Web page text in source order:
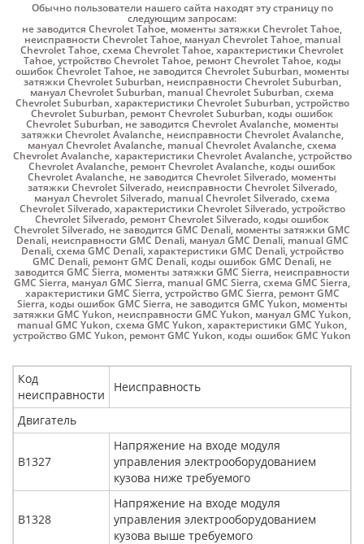
Обычно пользователи нашего сайта находят эту страницу по
следующим запросам:
не заводится Chevrolet Tahoe, моменты затяжки Chevrolet Tahoe,
неисправности Chevrolet Tahoe, мануал Chevrolet Tahoe, manual
Chevrolet Tahoe,схема Chevrolet Tahoe,характеристики Chevrolet
Tahoe,устройство Chevrolet Tahoe, ремонт Chevrolet Tahoe, коды
ошибок Chevrolet Tahoe, не заводится Chevrolet Suburban, моменты
затяжки Chevrolet Suburban, неисправности Chevrolet Suburban,
мануал Chevrolet Suburban, manual Chevrolet Suburban,схема
Chevrolet Suburban,характеристики Chevrolet Suburban,устройство
Chevrolet Suburban,ремонт Chevrolet Suburban, коды ошибок
Chevrolet Suburban, не заводится Chevrolet Avalanche, моменты
затяжки Chevrolet Avalanche, неисправности Chevrolet Avalanche,
мануал Chevrolet Avalanche, manual Chevrolet Avalanche,схема
Chevrolet Avalanche,характеристики Chevrolet Avalanche,устройство
Chevrolet Avalanche,ремонт Chevrolet Avalanche, коды ошибок
Chevrolet Avalanche, не заводится Chevrolet Silverado, моменты
затяжки Chevrolet Silverado, неисправности Chevrolet Silverado,
мануал Chevrolet Silverado, manual Chevrolet Silverado,схема
Chevrolet Silverado,характеристики Chevrolet Silverado,устройство
Chevrolet Silverado,ремонт Chevrolet Silverado, коды ошибок
Chevrolet Silverado, не заводится GMC Denali, моменты затяжки GMC
Denali, неисправности GMC Denali, мануал GMC Denali, manual GMC
Denali,схема GMC Denali,характеристики GMC Denali,устройство
GMC Denali, ремонт GMC Denali,коды ошибок GMC Denali, не
заводится GMC Sierra, моменты затяжки GMC Sierra, неисправности
GMC Sierra, мануал GMC Sierra, manual GMC Sierra,схема GMC Sierra,
характеристики GMC Sierra,устройство GMC Sierra, ремонт GMC
Sierra, коды ошибок GMC Sierra, не заводится GMC Yukon, моменты
затяжки GMC Yukon, неисправности GMC Yukon, мануал GMC Yukon,
manual GMC Yukon,схема GMC Yukon,характеристики GMC Yukon,
устройство GMC Yukon, ремонт GMC Yukon, коды ошибок GMC Yukon
Код
неисправности
Неисправность
Двигатель
B1327
Напряжение на входе модуля
управления электрооборудованием
кузова ниже требуемого
B1328
Напряжение на входе модуля
управления электрооборудованием
кузова выше требуемого